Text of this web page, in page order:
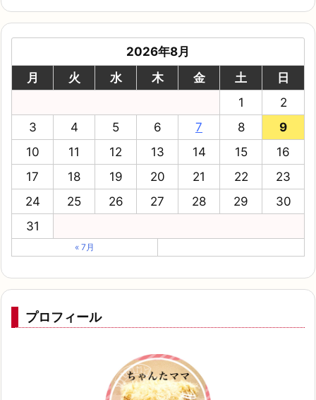
2026年8月
月
火 水 木 金 土
日
1
2
3
4 5 6 7 8
9
10
11 12 13 14 15
16
17
18 19 20 21 22
23
24
25 26 27 28 29
30
31
« 7月
プロフィール